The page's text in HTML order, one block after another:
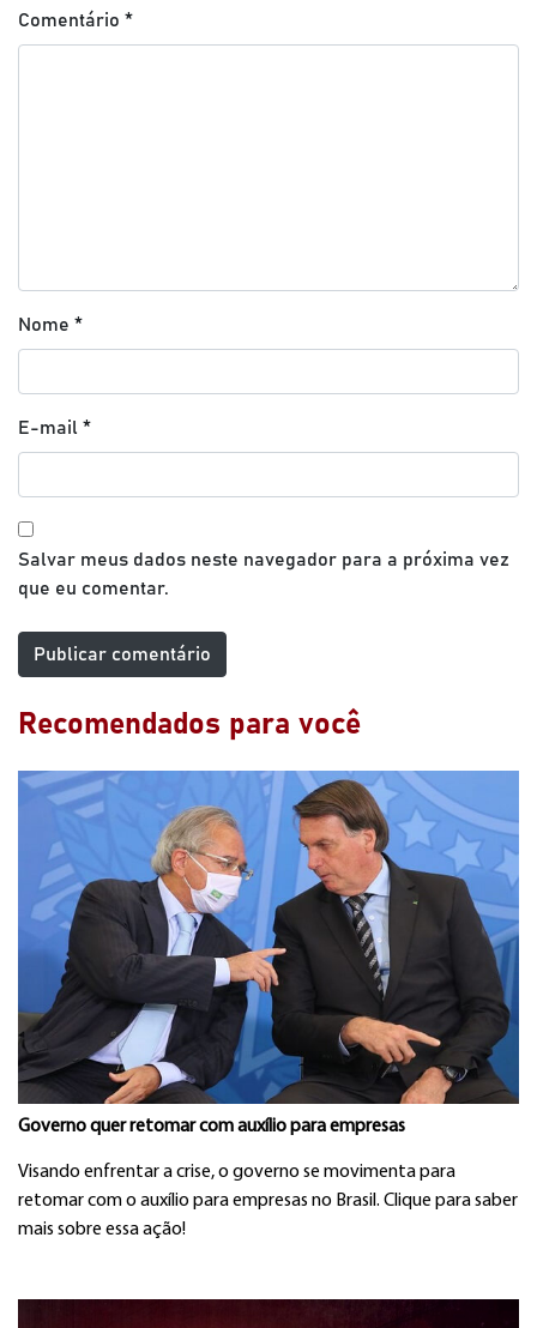
Comentário *
Nome *
E-mail *
Salvar meus dados neste navegador para a próxima vez
que eu comentar.
Recomendados para você
Governo quer retomar com auxílio para empresas
Visando enfrentar a crise, o governo se movimenta para
retomar com o auxílio para empresas no Brasil. Clique para saber
mais sobre essa ação!